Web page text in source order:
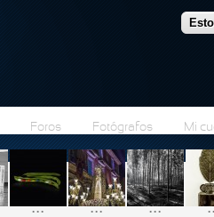
Foros Fotógrafos Mi
... ... ...